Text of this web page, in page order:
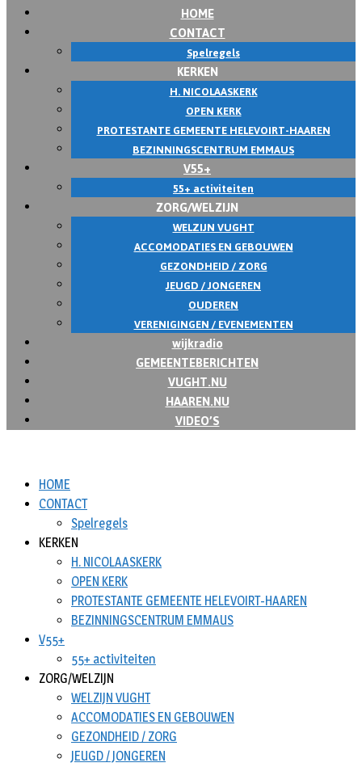
HOME
CONTACT
Spelregels
KERKEN
H. NICOLAASKERK
OPEN KERK
PROTESTANTE GEMEENTE HELEVOIRT-HAAREN
BEZINNINGSCENTRUM EMMAUS
V55+
55+ activiteiten
ZORG/WELZIJN
WELZIJN VUGHT
ACCOMODATIES EN GEBOUWEN
GEZONDHEID / ZORG
JEUGD / JONGEREN
OUDEREN
VERENIGINGEN / EVENEMENTEN
wijkradio
GEMEENTEBERICHTEN
VUGHT.NU
HAAREN.NU
VIDEO’S
HOME
CONTACT
Spelregels
KERKEN
H. NICOLAASKERK
OPEN KERK
PROTESTANTE GEMEENTE HELEVOIRT-HAAREN
BEZINNINGSCENTRUM EMMAUS
V55+
55+ activiteiten
ZORG/WELZIJN
WELZIJN VUGHT
ACCOMODATIES EN GEBOUWEN
GEZONDHEID / ZORG
JEUGD / JONGEREN